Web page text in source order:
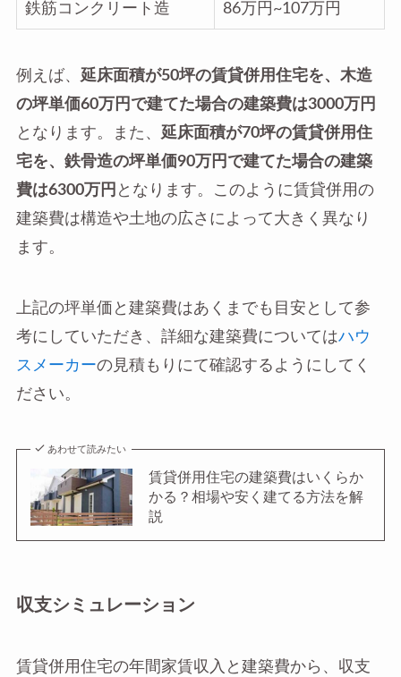
鉄筋コンクリート造 86万円~107万円
例えば、 延床面積が50坪の賃貸併用住宅を、木造
の坪単価60万円で建てた場合の建築費は3000万円
となります。また、 延床面積が70坪の賃貸併用住
宅を、鉄骨造の坪単価90万円で建てた場合の建築
費は6300万円 となります。このように賃貸併用の
建築費は構造や土地の広さによって大きく異なり
ます。
上記の坪単価と建築費はあくまでも目安として参
考にしていただき、詳細な建築費についてはハウ
スメーカーの見積もりにて確認するようにしてく
ださい。
あわせて読みたい
賃貸併用住宅の建築費はいくらか
かる？相場や安く建てる方法を解
説
収支シミュレーション
賃貸併用住宅の年間家賃収入と建築費から、収支